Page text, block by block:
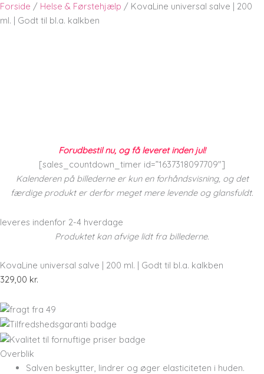
Forside / Helse & Førstehjælp / KovaLine universal salve | 200
ml. | Godt til bl.a. kalkben
Forudbestil nu, og få leveret inden jul!
[sales_countdown_timer id=”1637318097709″]
Kalenderen på billederne er kun en forhåndsvisning, og det
færdige produkt er derfor meget mere levende og glansfuldt.
leveres indenfor 2-4 hverdage
Produktet kan afvige lidt fra billederne.
KovaLine universal salve | 200 ml. | Godt til bl.a. kalkben
329,00 kr.
Overblik
Salven beskytter, lindrer og øger elasticiteten i huden.